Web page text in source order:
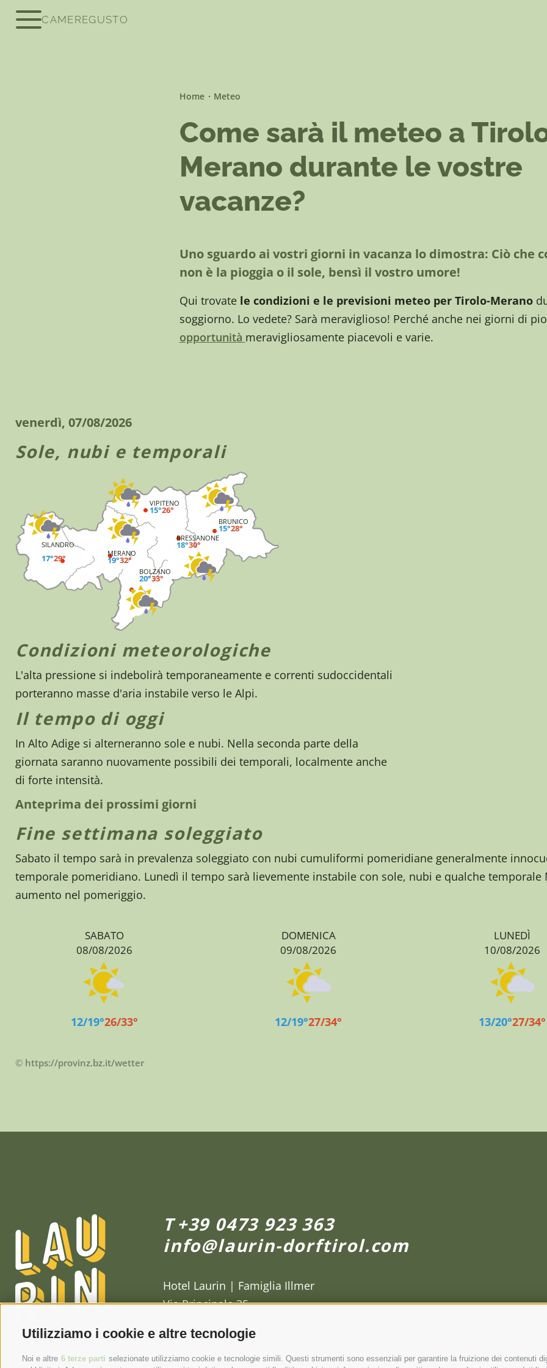
Utilizziamo i cookie e altre tecnologie
Noi e altre 6 terze parti selezionate utilizziamo cookie e tecnologie simili. Questi strumenti sono essenziali per garantire la fruizione dei contenuti
CAMEREGUSTO
Home Meteo
Come sarà il meteo a
Merano durante le vostre
vacanze?
Uno sguardo ai vostri giorni in vacanza lo dimostra: Ciò che
non è la pioggia o il sole, bensì il vostro umore!
Qui trovatele condizioni e le previsioni meteo per Tirolo-Merano
soggiorno. Lo vedete? Sarà meraviglioso! Perché anche nei giorni di
opportunità meravigliosamente piacevoli e varie.
venerdì, 07/08/2026
Sole, nubi e temporali
SILANDRO
17°29° MERANO
19°32°
BOLZANO
20°33°
VIPITENO
15°26°
BRESSANONE
18°30°
BRUNICO
15°28°
Condizioni meteorologiche
L'alta pressione si indebolirà temporaneamente e correnti sudoccidentali
porteranno masse d'aria instabile verso le Alpi.
Il tempo di oggi
In Alto Adige si alterneranno sole e nubi. Nella seconda parte della
giornata saranno nuovamente possibili dei temporali, localmente anche
di forte intensità.
Anteprima dei prossimi giorni
Fine settimana soleggiato
Sabato il tempo sarà in prevalenza soleggiato con nubi cumuliformi pomeridiane generalmente
temporale pomeridiano. Lunedì il tempo sarà lievemente instabile con sole, nubi e qualche
aumento nel pomeriggio.
SABATO
08/08/2026
12/19°26/33°
DOMENICA
09/08/2026
12/19°27/34°
LUNEDÌ
10/08/2026
13/20°27/34°
© https://provinz.bz.it/wetter
T +39 0473 923 363
info@laurin-dorftirol.com
Hotel Laurin | Famiglia Illmer
Via Principale 35